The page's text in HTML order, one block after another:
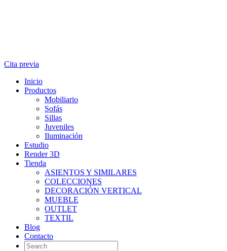
Cita previa
Inicio
Productos
Mobiliario
Sofás
Sillas
Juveniles
Iluminación
Estudio
Render 3D
Tienda
ASIENTOS Y SIMILARES
COLECCIONES
DECORACIÓN VERTICAL
MUEBLE
OUTLET
TEXTIL
Blog
Contacto